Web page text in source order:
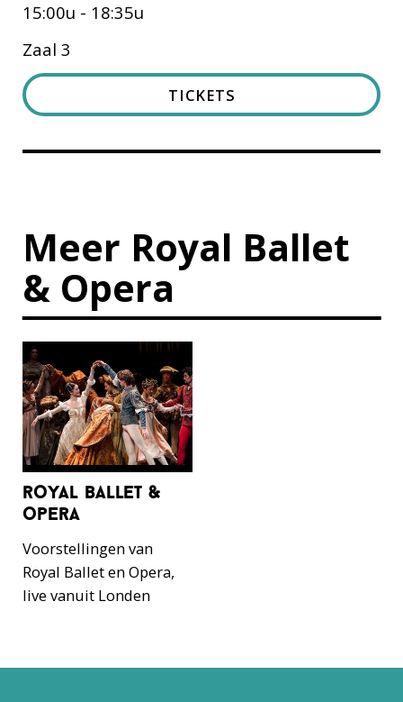
15:00u - 18:35u
Zaal 3
TICKETS
Meer Royal Ballet
& Opera
royal ballet &
opera
Voorstellingen van
Royal Ballet en Opera,
live vanuit Londen